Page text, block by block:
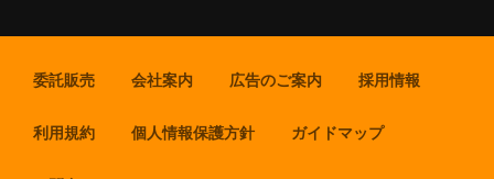
委託販売 会社案内 広告のご案内 採用情報
利用規約 個人情報保護方針 ガイドマップ